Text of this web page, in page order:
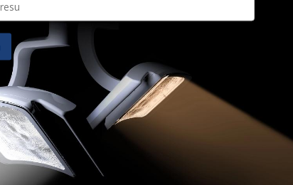
10 ks
24,60
PRIDAŤ DO KOŠÍKA PRIDAŤ DO KOŠÍKA